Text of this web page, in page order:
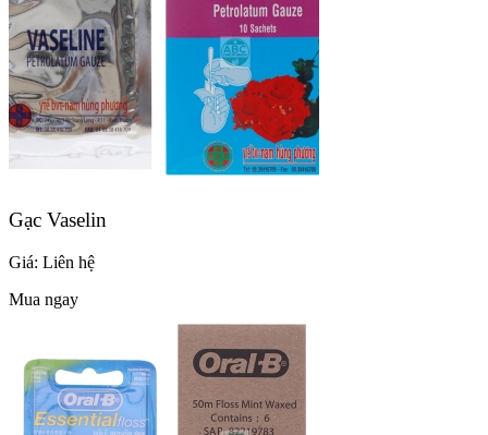
Gạc Vaselin
Giá: Liên hệ
Mua ngay